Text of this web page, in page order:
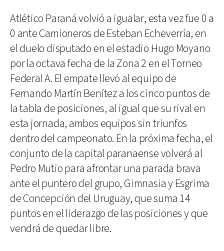
Atlético Paraná volvió a igualar, esta vez fue 0 a
0 ante Camioneros de Esteban Echeverría, en
el duelo disputado en el estadio Hugo Moyano
por la octava fecha de la Zona 2 en el Torneo
Federal A. El empate llevó al equipo de
Fernando Martín Benítez a los cinco puntos de
la tabla de posiciones, al igual que su rival en
esta jornada, ambos equipos sin triunfos
dentro del campeonato. En la próxima fecha, el
conjunto de la capital paranaense volverá al
Pedro Mutio para afrontar una parada brava
ante el puntero del grupo, Gimnasia y Esgrima
de Concepción del Uruguay, que suma 14
puntos en el liderazgo de las posiciones y que
vendrá de quedar libre.